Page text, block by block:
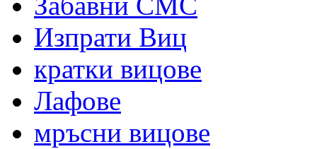
Изпрати Виц
кратки вицове
Лафове
мръсни вицове